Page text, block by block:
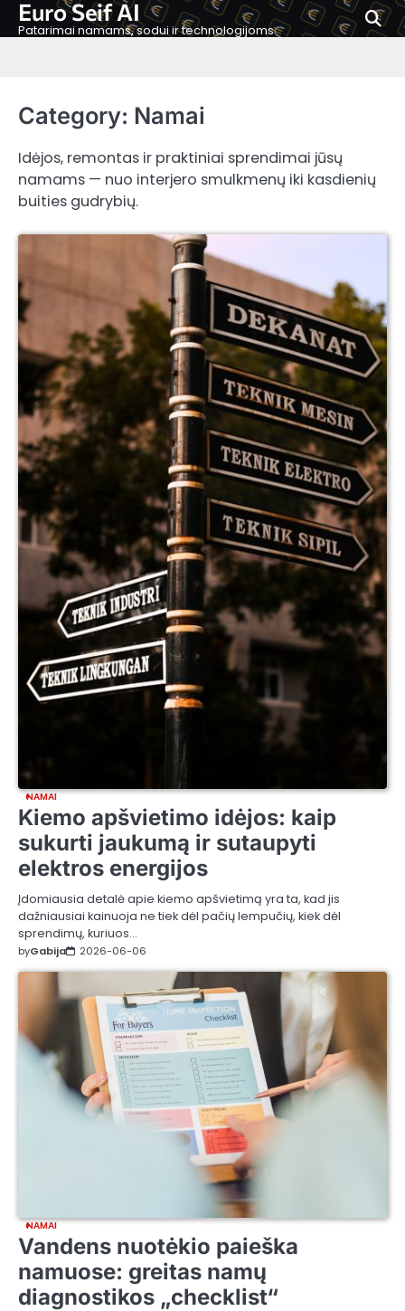
SkipEuro Seif AI
Patarimai namams, sodui ir technologijoms
Category: Namai
Idėjos, remontas ir praktiniai sprendimai jūsų
namams — nuo interjero smulkmenų iki kasdienių
buities gudrybių.
NAMAI
Kiemo apšvietimo idėjos: kaip
sukurti jaukumą ir sutaupyti
elektros energijos
Įdomiausia detalė apie kiemo apšvietimą yra ta, kad jis
dažniausiai kainuoja ne tiek dėl pačių lempučių, kiek dėl
sprendimų, kuriuos…
byGabija 2026-06-06
NAMAI
Vandens nuotėkio paieška
namuose: greitas namų
diagnostikos „checklist“